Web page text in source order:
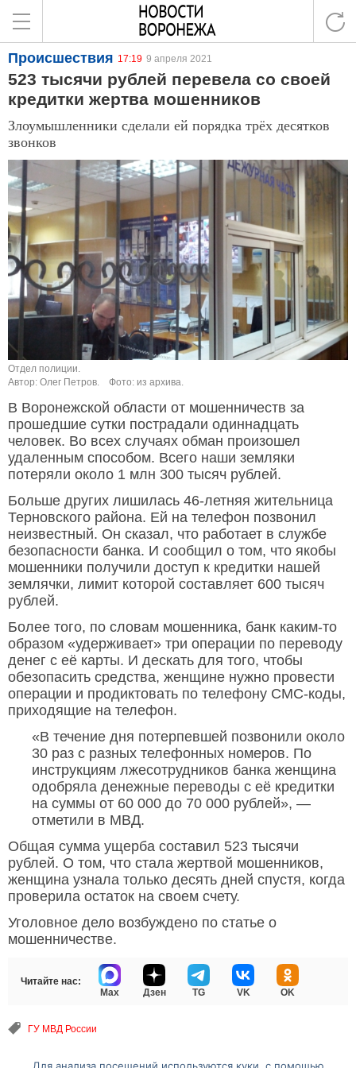
Происшествия 17:19 9 апреля 2021
523 тысячи рублей перевела со своей
кредитки жертва мошенников
Злоумышленники сделали ей порядка трёх десятков
звонков
Отдел полиции.
Автор: Олег Петров.
Фото: из архива.
В Воронежской области от мошенничеств за
прошедшие сутки пострадали одиннадцать
человек. Во всех случаях обман произошел
удаленным способом. Всего наши земляки
потеряли около 1 млн 300 тысяч рублей.
Больше других лишилась 46-летняя жительница
Терновского района. Ей на телефон позвонил
неизвестный. Он сказал, что работает в службе
безопасности банка. И сообщил о том, что якобы
мошенники получили доступ к кредитки нашей
землячки, лимит которой составляет 600 тысяч
рублей.
Более того, по словам мошенника, банк каким-то
образом «удерживает» три операции по переводу
денег с её карты. И дескать для того, чтобы
обезопасить средства, женщине нужно провести
операции и продиктовать по телефону СМС-коды,
приходящие на телефон.
«В течение дня потерпевшей позвонили около
30 раз с разных телефонных номеров. По
инструкциям лжесотрудников банка женщина
одобряла денежные переводы с её кредитки
на суммы от 60 000 до 70 000 рублей», —
отметили в МВД.
Общая сумма ущерба составил 523 тысячи
рублей. О том, что стала жертвой мошенников,
женщина узнала только десять дней спустя, когда
проверила остаток на своем счету.
Уголовное дело возбуждено по статье о
мошенничестве.
Читайте нас:
Max
Дзен TG VK OK
ГУ МВД России